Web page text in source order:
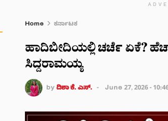
Home ಕರ್ನಾಟಕ
ಹಾದಿಬೀದಿಯಲ್ಲಿ ಚರ್ಚೆ ಏಕೆ?
ಸಿದ್ದರಾಮಯ್ಯ
by ದಿಶಾ ಕೆ. ಎಸ್. June 27, 2026 -